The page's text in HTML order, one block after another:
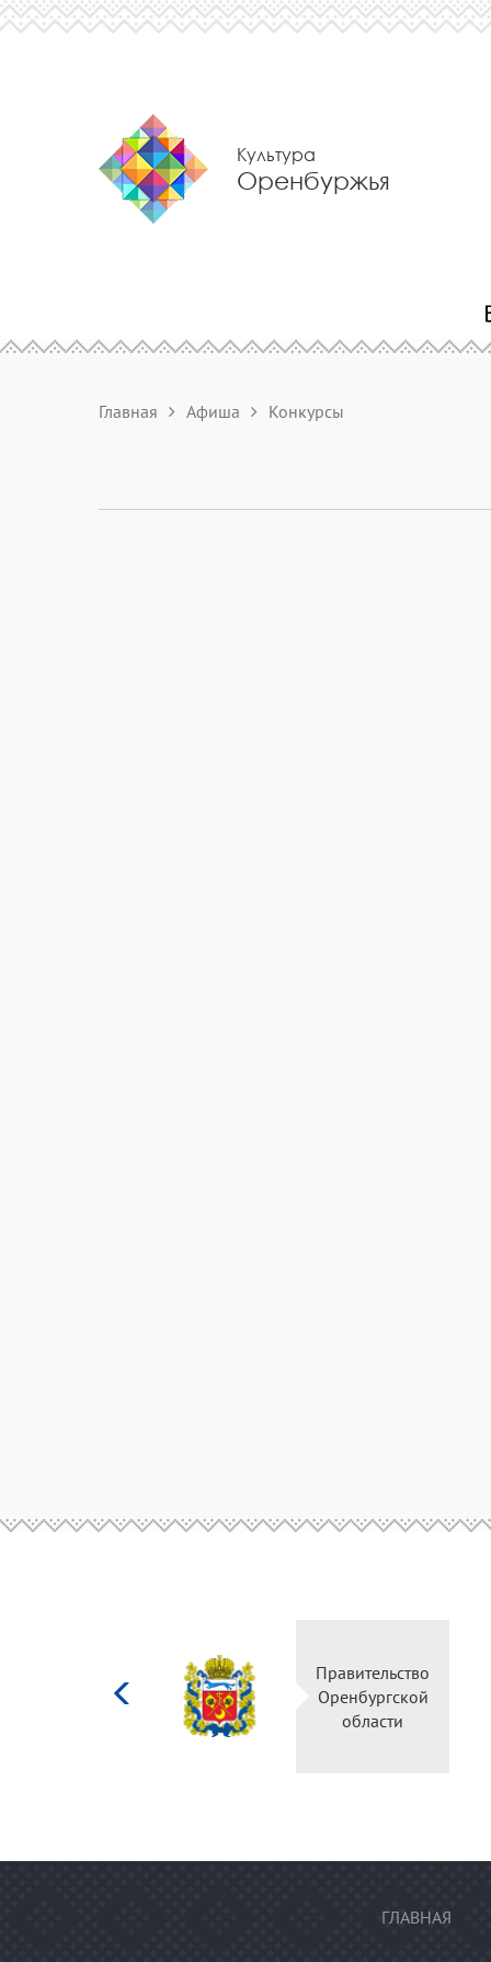
Культура
Оренбуржья
Главная Афиша Конкурсы
культуры
Российской
Правительство
Оренбургской
области
ГЛАВНАЯ